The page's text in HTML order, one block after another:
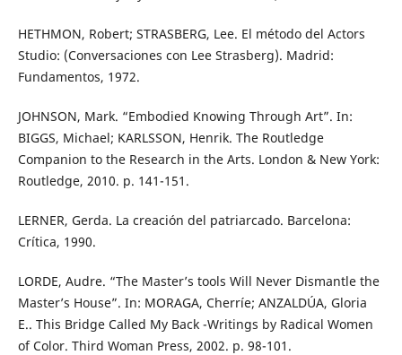
HETHMON, Robert; STRASBERG, Lee. El método del Actors
Studio: (Conversaciones con Lee Strasberg). Madrid:
Fundamentos, 1972.
JOHNSON, Mark. “Embodied Knowing Through Art”. In:
BIGGS, Michael; KARLSSON, Henrik. The Routledge
Companion to the Research in the Arts. London & New York:
Routledge, 2010. p. 141-151.
LERNER, Gerda. La creación del patriarcado. Barcelona:
Crítica, 1990.
LORDE, Audre. “The Master’s tools Will Never Dismantle the
Master’s House”. In: MORAGA, Cherríe; ANZALDÚA, Gloria
E.. This Bridge Called My Back -Writings by Radical Women
of Color. Third Woman Press, 2002. p. 98-101.